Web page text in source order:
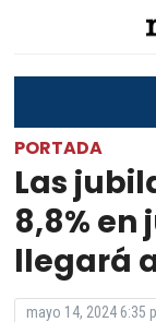
PORTADA
Las
8,8%
llegará
mayo 14, 2024 6:35